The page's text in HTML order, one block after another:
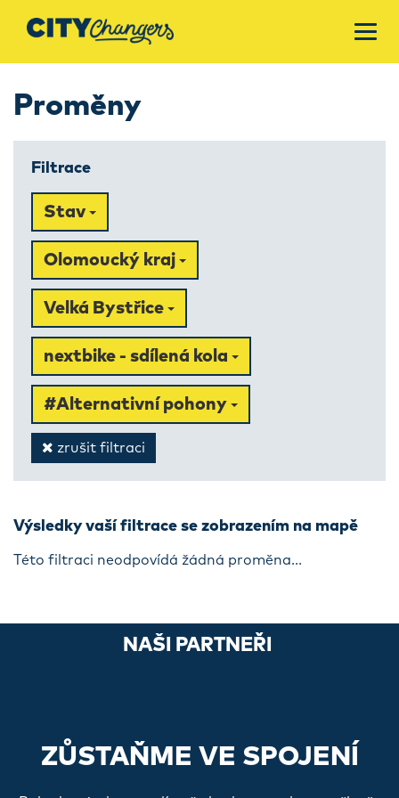
Proměny
Filtrace
Stav
Olomoucký kraj
Velká Bystřice
nextbike - sdílená kola
#Alternativní pohony
zrušit filtraci
Výsledky vaší filtrace se zobrazením na mapě
Této filtraci neodpovídá žádná proměna...
NAŠI PARTNEŘI
ZŮSTAŇME VE SPOJENÍ